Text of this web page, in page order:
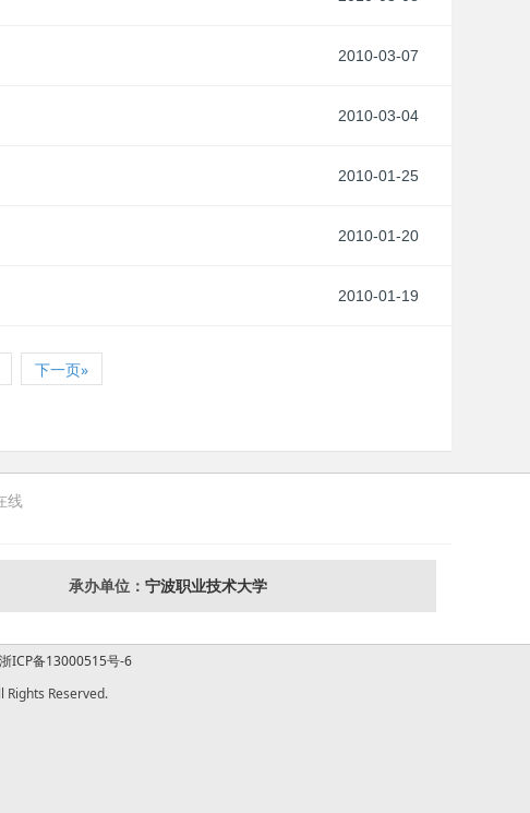
2010-03-07
2010-03-04
2010-01-25
2010-01-20
2010-01-19
下一页»
线
承办单位： 宁波职业技术大学
浙ICP备13000515号-6
Reserved.